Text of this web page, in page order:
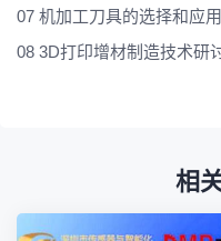
07 机加工刀具的选择和应用
08 3D打印增材制造技术研
相